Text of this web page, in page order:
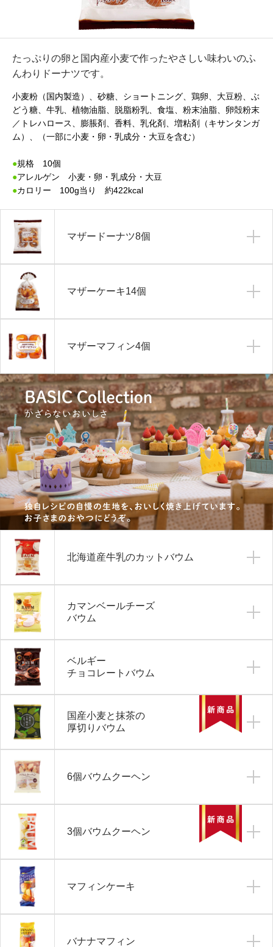
たっぷりの卵と国内産小麦で作ったやさしい味わいのふ
んわりドーナツです。
小麦粉（国内製造）、砂糖、ショートニング、鶏卵、大豆粉、ぶ
どう糖、牛乳、植物油脂、脱脂粉乳、食塩、粉末油脂、卵殻粉末
／トレハロース、膨脹剤、香料、乳化剤、増粘剤（キサンタンガ
ム）、（一部に小麦・卵・乳成分・大豆を含む）
●規格 10個
●アレルゲン 小麦・卵・乳成分・大豆
●カロリー 100g当り 約422kcal
マザードーナツ8個
マザーケーキ14個
マザーマフィン4個
北海道産牛乳のカットバウム
カマンベールチーズ
バウム
ベルギー
チョコレートバウム
国産小麦と抹茶の
厚切りバウム
6個バウムクーヘン
3個バウムクーヘン
マフィンケーキ
バナナマフィン